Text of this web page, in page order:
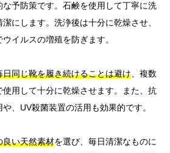
な予防策です。石鹸を使用して丁寧に洗
にします。洗浄後は十分に乾燥させ、
イルスの増殖を防ぎます。
日同じ靴を履き続けることは避け、複数
用して十分に乾燥させます。また、抗
、UV殺菌装置の活用も効果的です。
良い天然素材を選び、毎日清潔なものに